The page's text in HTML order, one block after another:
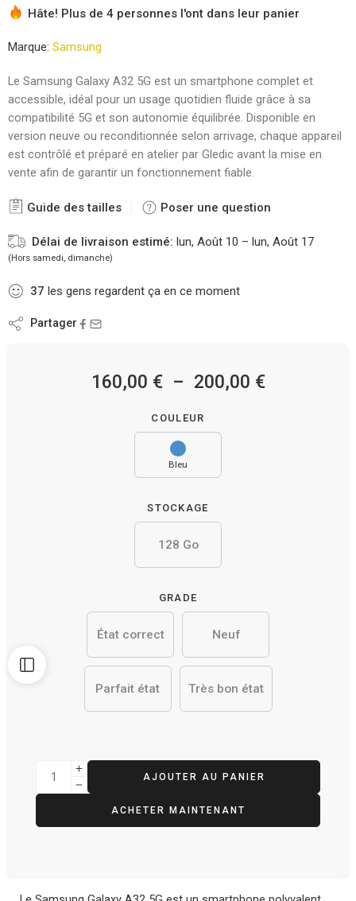
Hâte! Plus de 4 personnes l'ont dans leur panier
Marque: Samsung
Le Samsung Galaxy A32 5G est un smartphone complet et
accessible, idéal pour un usage quotidien fluide grâce à sa
compatibilité 5G et son autonomie équilibrée. Disponible en
version neuve ou reconditionnée selon arrivage, chaque appareil
est contrôlé et préparé en atelier par Gledic avant la mise en
vente afin de garantir un fonctionnement fiable.
Guide des tailles Poser une question
Délai de livraison estimé: lun, Août 10 – lun, Août 17
(Hors samedi, dimanche)
37 les gens regardent ça en ce moment
Partager
160,00 € – 200,00 €
COULEUR
Bleu
STOCKAGE
128 Go
GRADE
État correct Neuf
Parfait état Très bon état
AJOUTER AU PANIER
ACHETER MAINTENANT